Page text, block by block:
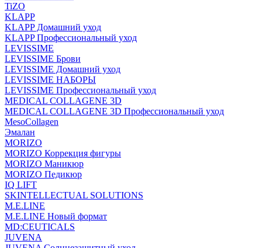
TiZO
KLAPP
KLAPP Домашний уход
KLAPP Профессиональный уход
LEVISSIME
LEVISSIME Брови
LEVISSIME Домашний уход
LEVISSIME НАБОРЫ
LEVISSIME Профессиональный уход
MEDICAL COLLAGENE 3D
MEDICAL COLLAGENE 3D Профессиональный уход
MesoCollagen
Эмалан
MORIZO
MORIZO Коррекция фигуры
MORIZO Маникюр
MORIZO Педикюр
IQ LIFT
SKINTELLECTUAL SOLUTIONS
M.E.LINE
M.E.LINE Новый формат
MD:CEUTICALS
JUVENA